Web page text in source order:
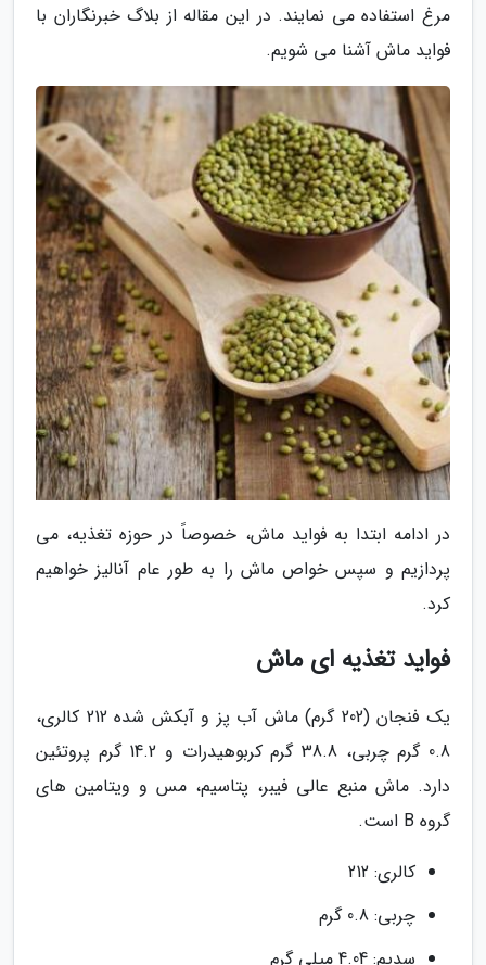
مرغ استفاده می نمایند. در این مقاله از بلاگ خبرنگاران با
فواید ماش آشنا می شویم.
در ادامه ابتدا به فواید ماش، خصوصاً در حوزه تغذیه، می
پردازیم و سپس خواص ماش را به طور عام آنالیز خواهیم
کرد.
فواید تغذیه ای ماش
یک فنجان (202 گرم) ماش آب پز و آبکش شده 212 کالری،
0.8 گرم چربی، 38.8 گرم کربوهیدرات و 14.2 گرم پروتئین
دارد. ماش منبع عالی فیبر، پتاسیم، مس و ویتامین های
گروه B است.
کالری: 212
چربی: 0.8 گرم
سدیم: 4.04 میلی گرم